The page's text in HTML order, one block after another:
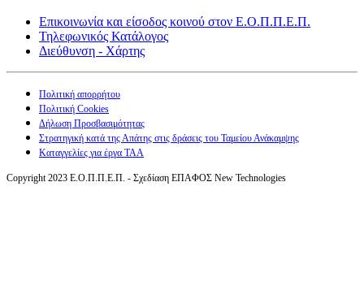
Επικοινωνία και είσοδος κοινού στον Ε.Ο.Π.Π.Ε.Π.
Τηλεφωνικός Κατάλογος
Διεύθυνση - Χάρτης
Πολιτική απορρήτου
Πολιτική Cookies
Δήλωση Προσβασιμότητας
Στρατηγική κατά της Απάτης στις δράσεις του Ταμείου Ανάκαμψης
Καταγγελίες για έργα ΤΑΑ
Copyright 2023 Ε.Ο.Π.Π.Ε.Π. - Σχεδίαση ΕΠΑΦΟΣ New Technologies